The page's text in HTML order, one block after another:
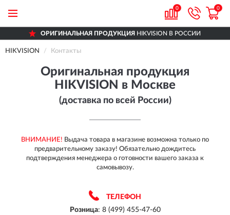
0 0
ОРИГИНАЛЬНАЯ ПРОДУКЦИЯ HIKVISION В РОССИИ
HIKVISION Контакты
Оригинальная продукция
HIKVISION в Москве
(доставка по всей России)
ВНИМАНИЕ! Выдача товара в магазине возможна только по
предварительному заказу! Обязательно дождитесь
подтверждения менеджера о готовности вашего заказа к
самовывозу.
ТЕЛЕФОН
Розница: 8 (499) 455-47-60